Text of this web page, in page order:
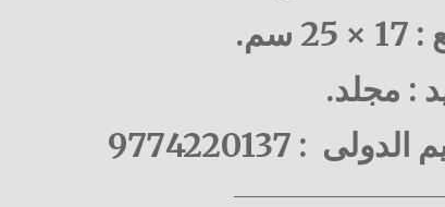
سم.
: مجلد.
: 9774220137